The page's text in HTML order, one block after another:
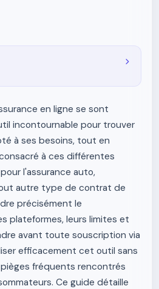
en ligne se sont
incontournable pour trouver
à ses besoins, tout en
à ces différentes
l'assurance auto,
autre type de contrat de
précisément le
plateformes, leurs limites et
avant toute souscription via
efficacement cet outil sans
fréquents rencontrés
Ce guide détaille